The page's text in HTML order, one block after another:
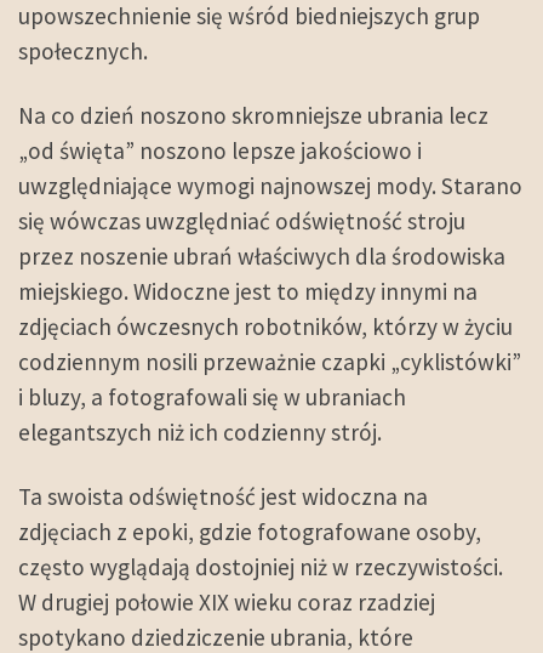
upowszechnienie się wśród biedniejszych grup
społecznych.
Na co dzień noszono skromniejsze ubrania lecz
„od święta” noszono lepsze jakościowo i
uwzględniające wymogi najnowszej mody. Starano
się wówczas uwzględniać odświętność stroju
przez noszenie ubrań właściwych dla środowiska
miejskiego. Widoczne jest to między innymi na
zdjęciach ówczesnych robotników, którzy w życiu
codziennym nosili przeważnie czapki „cyklistówki”
i bluzy, a fotografowali się w ubraniach
elegantszych niż ich codzienny strój.
Ta swoista odświętność jest widoczna na
zdjęciach z epoki, gdzie fotografowane osoby,
często wyglądają dostojniej niż w rzeczywistości.
W drugiej połowie XIX wieku coraz rzadziej
spotykano dziedziczenie ubrania, które